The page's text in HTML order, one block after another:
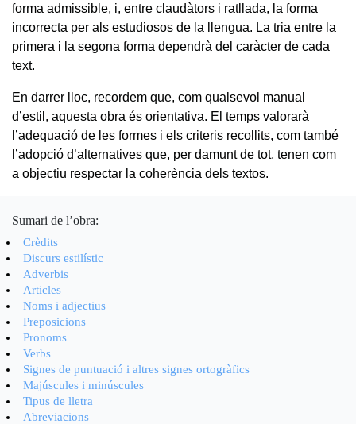
forma admissible, i, entre claudàtors i ratllada, la forma
incorrecta per als estudiosos de la llengua. La tria entre la
primera i la segona forma dependrà del caràcter de cada
text.
En darrer lloc, recordem que, com qualsevol manual
d’estil, aquesta obra és orientativa. El temps valorarà
l’adequació de les formes i els criteris recollits, com també
l’adopció d’alternatives que, per damunt de tot, tenen com
a objectiu respectar la coherència dels textos.
Sumari de l’obra:
Crèdits
Discurs estilístic
Adverbis
Articles
Noms i adjectius
Preposicions
Pronoms
Verbs
Signes de puntuació i altres signes ortogràfics
Majúscules i minúscules
Tipus de lletra
Abreviacions